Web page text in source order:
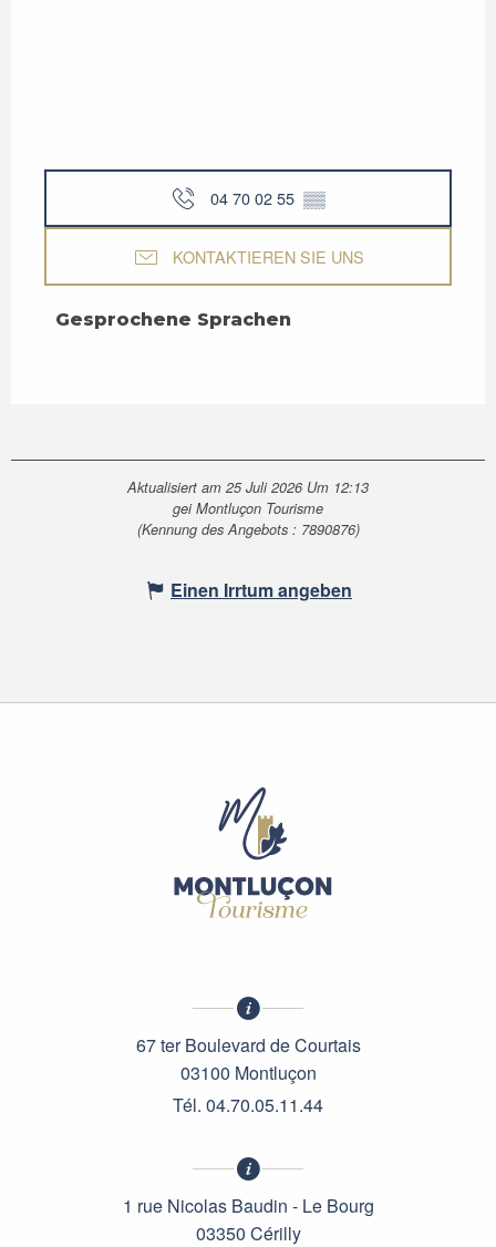
04 70 02 55 ▒▒
KONTAKTIEREN SIE UNS
Gesprochene Sprachen
Gesprochene Sprachen
Aktualisiert am 25 Juli 2026 Um 12:13
gei Montluçon Tourisme
(Kennung des Angebots : 7890876)
Einen Irrtum angeben
67 ter Boulevard de Courtais
03100 Montluçon
Tél. 04.70.05.11.44
1 rue Nicolas Baudin - Le Bourg
03350 Cérilly